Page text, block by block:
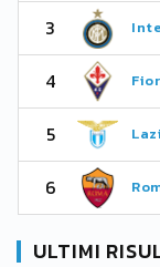
3
4
5
6
ULTIMI